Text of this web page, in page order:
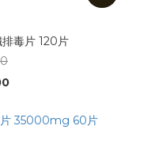
毒片 120片